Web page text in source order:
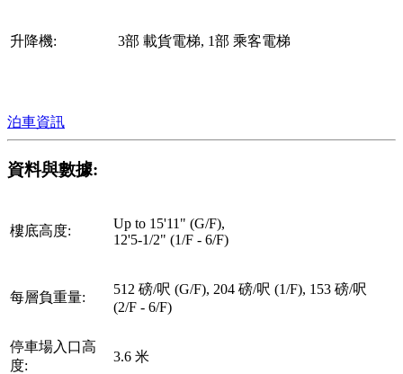
升降機: 3部 載貨電梯, 1部 乘客電梯
泊車資訊
資料與數據:
樓底高度:
Up to 15'11" (G/F),
12'5-1/2" (1/F - 6/F)
每層負重量:
512 磅/呎 (G/F), 204 磅/呎 (1/F), 153 磅/呎
(2/F - 6/F)
停車場入口高
度:
3.6 米